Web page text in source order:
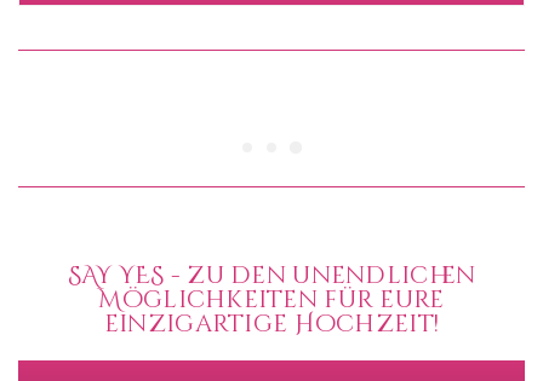
SAY YES - zu den unendlichen
Möglichkeiten für eure
einzigartige Hochzeit!